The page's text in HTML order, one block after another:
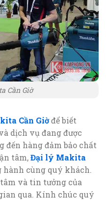
Cần Giờ
Cần Giờđể biết
dịch vụ đang được
đến hàng đảm bảo chất
tâm,Đại lý Makita
hành cùng quý khách.
và tin tưởng của
qua. Kính chúc quý